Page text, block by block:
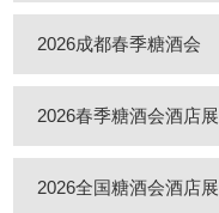
2026成都春季糖酒会
2026春季糖酒会酒店展
2026全国糖酒会酒店展